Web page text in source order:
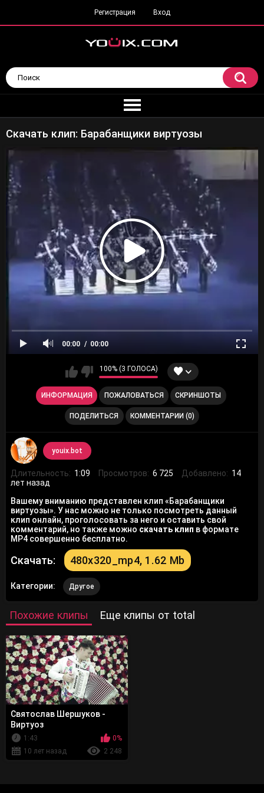
Регистрация Вход
Скачать клип: Барабанщики виртуозы
00:00 00:00
100% (3 ГОЛОСА)
ИНФОРМАЦИЯ ПОЖАЛОВАТЬСЯ СКРИНШОТЫ
ПОДЕЛИТЬСЯ КОММЕНТАРИИ (0)
youix.bot
Длительность: 1:09 Просмотров: 6 725 Добавлено: 14
лет назад
Вашему вниманию представлен клип «Барабанщики
виртуозы». У нас можно не только посмотреть данный
клип онлайн, проголосовать за него и оставить свой
комментарий, но также можно скачать клип в формате
MP4 совершенно бесплатно.
Скачать: 480x320_mp4, 1.62 Mb
Категории: Другое
Похожие клипы Еще клипы от total
Святослав Шершуков -
Виртуоз
1:43
0%
10 лет назад
2 248